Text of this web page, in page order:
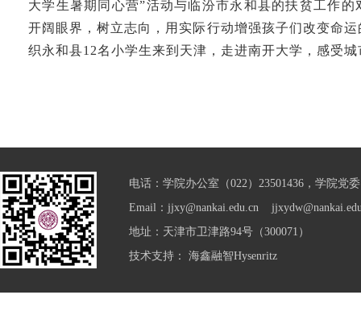
大学生暑期同心营”活动与临汾市永和县的扶贫工作
开阔眼界，树立志向，用实际行动增强孩子们改变命
织永和县12名小学生来到天津，走进南开大学，感受
电话：学院办公室（022）23501436，学院党
Email：jjxy@nankai.edu.cn
地址：天津市卫津路94号（300071）
技术支持： 海鑫融智Hysenritz